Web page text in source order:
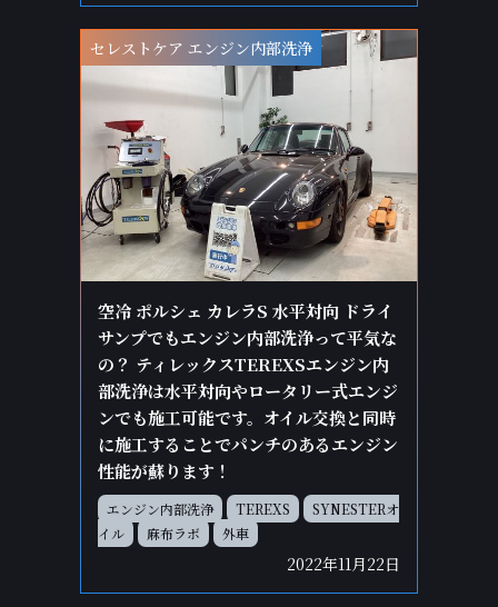
セレストケア エンジン内部洗浄
空冷 ポルシェ カレラS 水平対向 ドライ
サンプでもエンジン内部洗浄って平気な
の？ ティレックスTEREXSエンジン内
部洗浄は水平対向やロータリー式エンジ
ンでも施工可能です。オイル交換と同時
に施工することでパンチのあるエンジン
性能が蘇ります！
エンジン内部洗浄 TEREXS
SYNESTERオ
イル
麻布ラボ 外車
2022年11月22日